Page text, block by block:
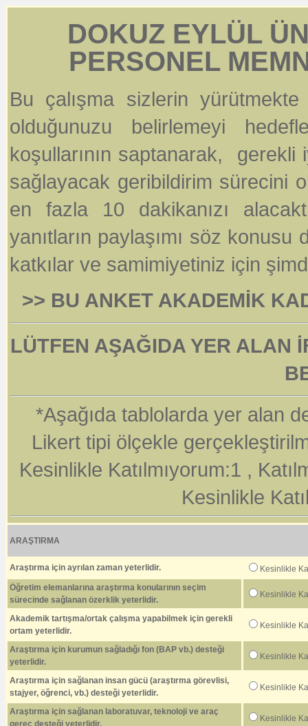
DOKUZ EYLÜL
PERSONEL
Bu çalışma sizlerin
olduğunuzu belirlemeyi
koşullarının saptanarak,
sağlayacak geribildirim sürecini
en fazla 10 dakikanızı
yanıtların paylaşımı söz konusu
katkılar ve samimiyetiniz için
>> BU ANKET AKADEMİK
LÜTFEN AŞAĞIDA YER ALAN
*Aşağıda tablolarda yer alan
Likert tipi ölçekle
Kesinlikle Katılmıyorum:1 ,
Kesinlikle
ARAŞTIRMA
Araştırma için ayrılan zaman yeterlidir.
Kesinlikle
Öğretim elemanlarına araştırma konularının seçim
sürecinde sağlanan özerklik yeterlidir.
Kesinlikle
Akademik tartışma/ortak çalışma yapabilmek için gerekli
ortam yeterlidir.
Kesinlikle
Araştırma için kurumun sağladığı fon (BAP vb.) desteği
yeterlidir.
Kesinlikle
Araştırma için sağlanan insan gücü (araştırma görevlisi,
stajyer, öğrenci, vb.) desteği yeterlidir.
Kesinlikle
Araştırma için sağlanan laboratuvar, teknoloji ve araç
gereç desteği yeterlidir.
Kesinlikle